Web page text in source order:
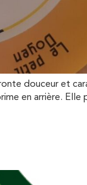
douceur et
en arrière. Elle